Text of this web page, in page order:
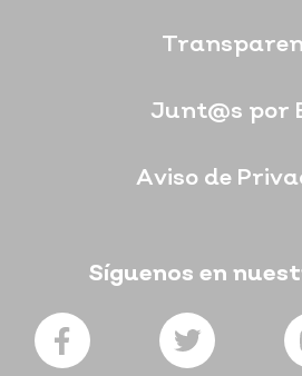
Junt@s por
Aviso de
Síguenos en